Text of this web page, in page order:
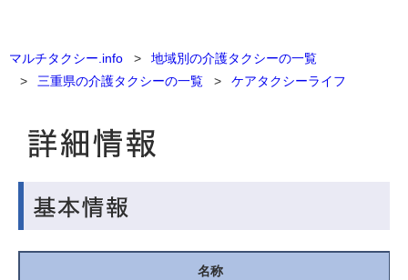
マルチタクシー.info
地域別の介護タクシーの一覧
三重県の介護タクシーの一覧
ケアタクシーライフ
名称